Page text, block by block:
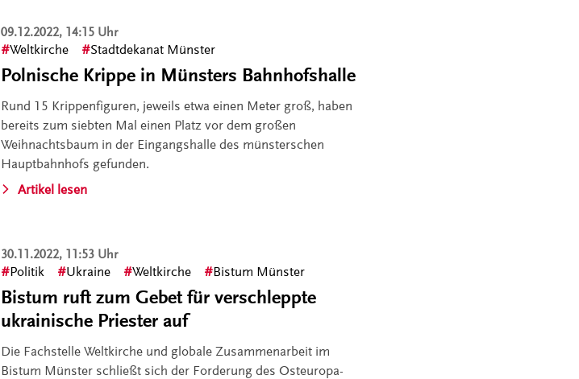
09.12.2022, 14:15 Uhr
Weltkirche Stadtdekanat Münster
Polnische Krippe in Münsters Bahnhofshalle
Rund 15 Krippenfiguren, jeweils etwa einen Meter groß, haben
bereits zum siebten Mal einen Platz vor dem großen
Weihnachtsbaum in der Eingangshalle des münsterschen
Hauptbahnhofs gefunden.
Artikel lesen
30.11.2022, 11:53 Uhr
Politik Ukraine Weltkirche Bistum Münster
Bistum ruft zum Gebet für verschleppte
ukrainische Priester auf
Die Fachstelle Weltkirche und globale Zusammenarbeit im
Bistum Münster schließt sich der Forderung des Osteuropa-